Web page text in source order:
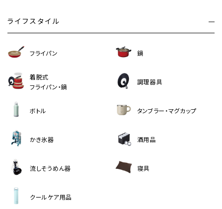
ライフスタイル
フライパン 鍋
着脱式
フライパン・鍋
調理器具
ボトル タンブラー・マグカップ
かき氷器 酒用品
流しそうめん器 寝具
クールケア用品